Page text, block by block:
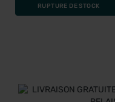
RUPTURE DE STOCK